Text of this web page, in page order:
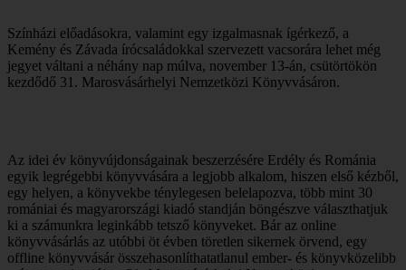
Színházi előadásokra, valamint egy izgalmasnak ígérkező, a
Kemény és Závada írócsaládokkal szervezett vacsorára lehet még
jegyet váltani a néhány nap múlva, november 13-án, csütörtökön
kezdődő 31. Marosvásárhelyi Nemzetközi Könyvvásáron.
Az idei év könyvújdonságainak beszerzésére Erdély és Románia
egyik legrégebbi könyvvására a legjobb alkalom, hiszen első kézből,
egy helyen, a könyvekbe ténylegesen belelapozva, több mint 30
romániai és magyarországi kiadó standján böngészve választhatjuk
ki a számunkra leginkább tetsző könyveket. Bár az online
könyvvásárlás az utóbbi öt évben töretlen sikernek örvend, egy
offline könyvvásár összehasonlíthatatlanul ember- és könyvközelibb